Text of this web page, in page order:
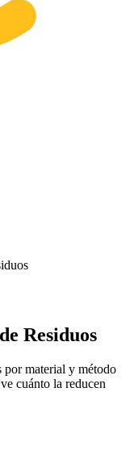
Residuos
por material y método
cuánto la reducen